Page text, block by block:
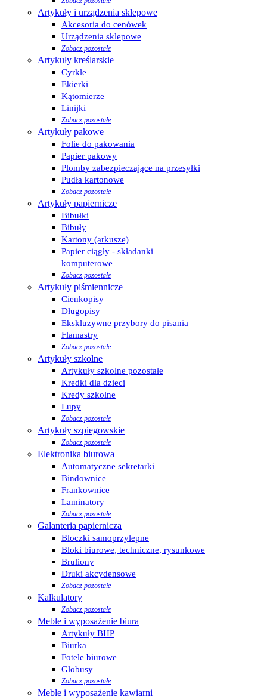
Artykuły i urządzenia sklepowe
Akcesoria do cenówek
Urządzenia sklepowe
Zobacz pozostałe
Artykuły kreślarskie
Cyrkle
Ekierki
Kątomierze
Linijki
Zobacz pozostałe
Artykuły pakowe
Folie do pakowania
Papier pakowy
Plomby zabezpieczające na przesyłki
Pudła kartonowe
Zobacz pozostałe
Artykuły papiernicze
Bibułki
Bibuły
Kartony (arkusze)
Papier ciągły - składanki
komputerowe
Zobacz pozostałe
Artykuły piśmiennicze
Cienkopisy
Długopisy
Ekskluzywne przybory do pisania
Flamastry
Zobacz pozostałe
Artykuły szkolne
Artykuły szkolne pozostałe
Kredki dla dzieci
Kredy szkolne
Lupy
Zobacz pozostałe
Artykuły szpiegowskie
Zobacz pozostałe
Elektronika biurowa
Automatyczne sekretarki
Bindownice
Frankownice
Laminatory
Zobacz pozostałe
Galanteria papiernicza
Bloczki samoprzylepne
Bloki biurowe, techniczne, rysunkowe
Bruliony
Druki akcydensowe
Zobacz pozostałe
Kalkulatory
Zobacz pozostałe
Meble i wyposażenie biura
Artykuły BHP
Biurka
Fotele biurowe
Globusy
Zobacz pozostałe
Meble i wyposażenie kawiarni